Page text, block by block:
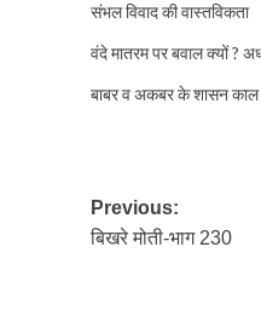
संभल विवाद की वास्तविकता
वंदे मातरम पर बवाल क्यों ?
बाबर व अकबर के शासन काल
Post
navigation
Previous:
बिखरे मोती-भाग 230